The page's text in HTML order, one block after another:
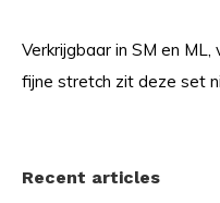
Verkrijgbaar in SM en
fijne stretch zit deze set
Recent articles